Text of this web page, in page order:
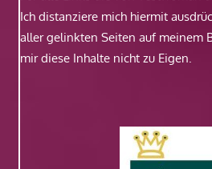
Ich distanziere mich hiermit
aller gelinkten Seiten auf meinem
mir diese Inhalte nicht zu Eigen.